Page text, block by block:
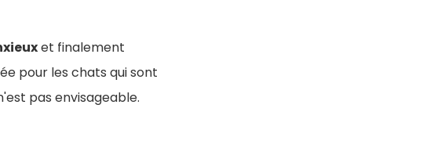
et finalement
pour les chats qui sont
pas envisageable.